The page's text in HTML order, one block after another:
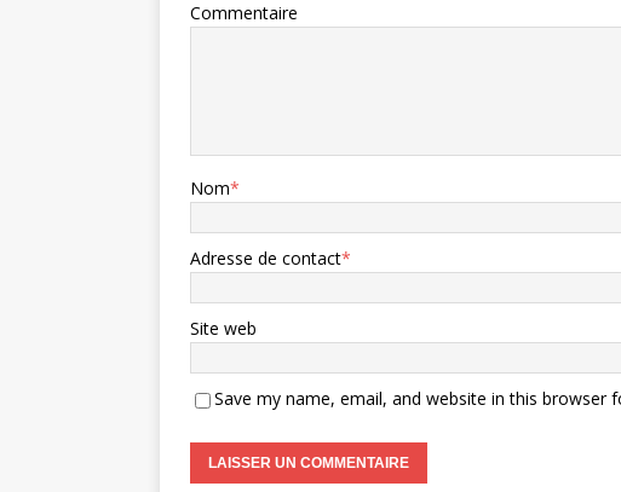
Commentaire
Nom*
Adresse de contact*
Site web
Save my name, email, and website in this browser